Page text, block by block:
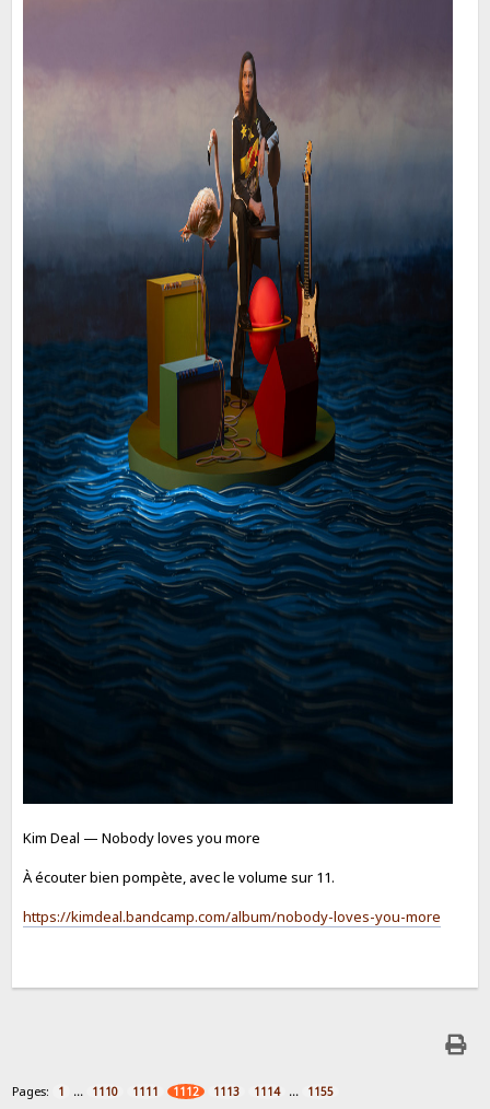
Kim Deal — Nobody loves you more
À écouter bien pompète, avec le volume sur 11.
https://kimdeal.bandcamp.com/album/nobody-loves-you-more
Pages: 1 ... 1110 1111 1112 1113 1114 ... 1155